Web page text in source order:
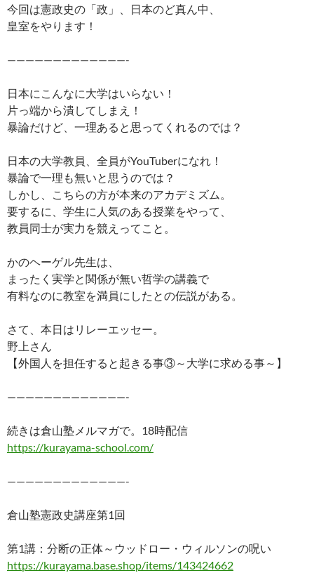
今回は憲政史の「政」、日本のど真ん中、
皇室をやります！
—————————————-
日本にこんなに大学はいらない！
片っ端から潰してしまえ！
暴論だけど、一理あると思ってくれるのでは？
日本の大学教員、全員がYouTuberになれ！
暴論で一理も無いと思うのでは？
しかし、こちらの方が本来のアカデミズム。
要するに、学生に人気のある授業をやって、
教員同士が実力を競えってこと。
かのヘーゲル先生は、
まったく実学と関係が無い哲学の講義で
有料なのに教室を満員にしたとの伝説がある。
さて、本日はリレーエッセー。
野上さん
【外国人を担任すると起きる事③～大学に求める事～】
—————————————-
続きは倉山塾メルマガで。18時配信
https://kurayama-school.com/
—————————————-
倉山塾憲政史講座第1回
第1講：分断の正体～ウッドロー・ウィルソンの呪い
https://kurayama.base.shop/items/143424662